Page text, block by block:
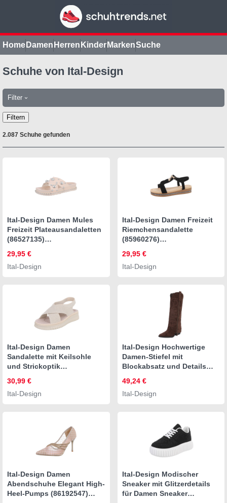
Home Damen Herren Kinder MarkenSuche
Schuhe von Ital-Design
Filter ›
Filtern
2.087 Schuhe gefunden
Ital-Design Damen Mules
Freizeit Plateausandaletten
(86527135)
Keilsandaletten in Beige
29,95 €
Ital-Design
Ital-Design Damen Freizeit
Riemchensandalette
(85960276)
Keilsandaletten in Schwarz
29,95 €
Ital-Design
Ital-Design Damen
Sandalette mit Keilsohle
und Strickoptik
(91849511)
Keilabsatz/Wedge
30,99 €
Ital-Design
Ital-Design Hochwertige
Damen-Stiefel mit
Blockabsatz und Details
Blockabsatz Stiefel in Braun
49,24 €
Ital-Design
Ital-Design Damen
Abendschuhe Elegant High-
Heel-Pumps (86192547)
Ital-Design Modischer
Sneaker mit Glitzerdetails
für Damen Sneaker